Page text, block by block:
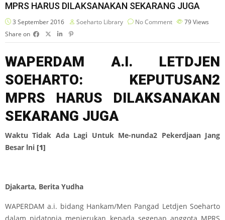
MPRS HARUS DILAKSANAKAN SEKARANG JUGA
3 September 2016 Soeharto Library No Comment 79Views
Share on
WAPERDAM A.I. LETDJEN
SOEHARTO: KEPUTUSAN2
MPRS HARUS DILAKSANAKAN
SEKARANG JUGA
Waktu Tidak Ada Lagi Untuk Me-nunda2 Pekerdjaan Jang
Besar lni [1]
Djakarta, Berita Yudha
WAPERDAM a.i. bidang Hankam/Men Pangad Letdjen Soeharto
dalam pidatonja menjerukan kepada segenap anggota MPRS